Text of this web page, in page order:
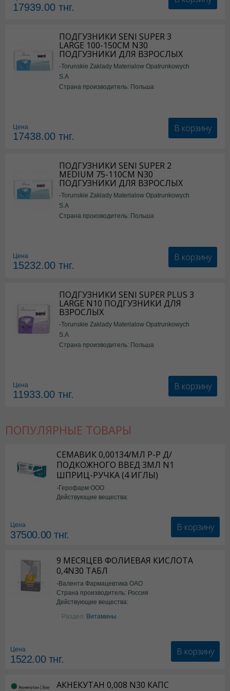
17939.00 тнг.
ПОДГУЗНИКИ SENI SUPER 3
LARGE 100-150СМ N30
ПОДГУЗНИКИ ДЛЯ ВЗРОСЛЫХ
-Torunskie Zaklady Materialow Opatrunkowych
S.A
Страна производитель: Польша
Цена
17438.00 тнг.
В корзину
ПОДГУЗНИКИ SENI SUPER 2
MEDIUM 75-110СМ N30
ПОДГУЗНИКИ ДЛЯ ВЗРОСЛЫХ
-Torunskie Zaklady Materialow Opatrunkowych
S.A
Страна производитель: Польша
Цена
15232.00 тнг.
В корзину
ПОДГУЗНИКИ SENI SUPER PLUS 3
LARGE N10 ПОДГУЗНИКИ ДЛЯ
ВЗРОСЛЫХ
-Torunskie Zaklady Materialow Opatrunkowych
S.A
Страна производитель: Польша
Цена
11933.00 тнг.
В корзину
ПОПУЛЯРНЫЕ ТОВАРЫ
СЕМАВИК 0,00134/МЛ Р-Р Д/
ПОДКОЖНОГО ВВЕД 3МЛ N1
ШПРИЦ-РУЧКА (4 ИГЛЫ)
-Герофарм ООО
Действующие вещества:
Цена
37500.00тнг.
В корзину
9 МЕСЯЦЕВ ФОЛИЕВАЯ КИСЛОТА
0,4N30 ТАБЛ
-Валента Фармацевтика ОАО
Страна производитель: Россия
Действующие вещества:
фолиевая кислота
Раздел: Витамины
Цена
1522.00тнг.
В корзину
АКНЕКУТАН 0,008 N30 КАПС